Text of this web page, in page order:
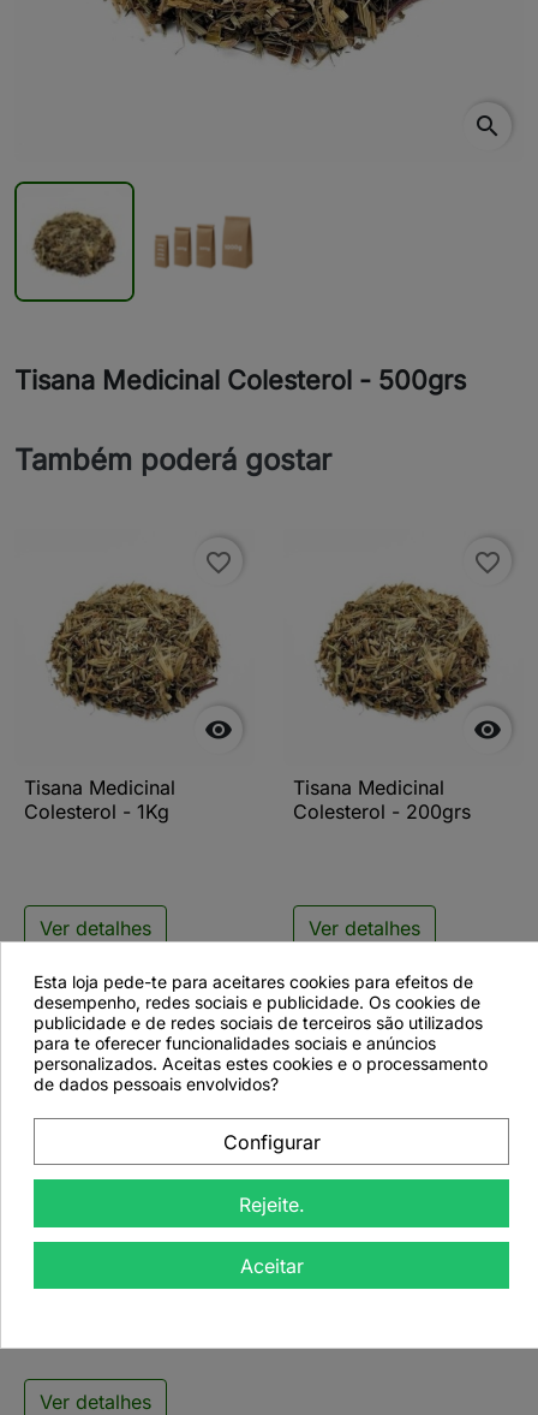
search
Tisana Medicinal Colesterol - 500grs
Também poderá gostar

favorite_border
Tisana Medicinal
Colesterol - 1Kg
Ver detalhes

favorite_border
Tisana Medicinal
Colesterol - 200grs
Ver detalhes
favorite_border
Colesterol - 50grs
Ver detalhes
Esta loja pede-te para aceitares cookies para efeitos de
desempenho, redes sociais e publicidade. Os cookies de
publicidade e de redes sociais de terceiros são utilizados
para te oferecer funcionalidades sociais e anúncios
personalizados. Aceitas estes cookies e o processamento
de dados pessoais envolvidos?
Configurar
Rejeite.
Aceitar